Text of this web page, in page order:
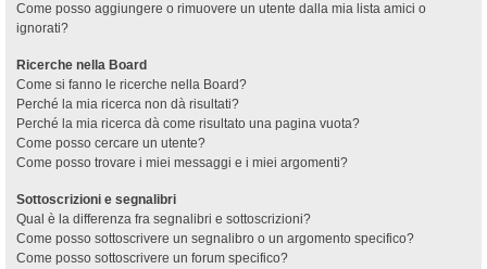
Come posso aggiungere o rimuovere un utente dalla mia lista amici o
ignorati?
Ricerche nella Board
Come si fanno le ricerche nella Board?
Perché la mia ricerca non dà risultati?
Perché la mia ricerca dà come risultato una pagina vuota?
Come posso cercare un utente?
Come posso trovare i miei messaggi e i miei argomenti?
Sottoscrizioni e segnalibri
Qual è la differenza fra segnalibri e sottoscrizioni?
Come posso sottoscrivere un segnalibro o un argomento specifico?
Come posso sottoscrivere un forum specifico?